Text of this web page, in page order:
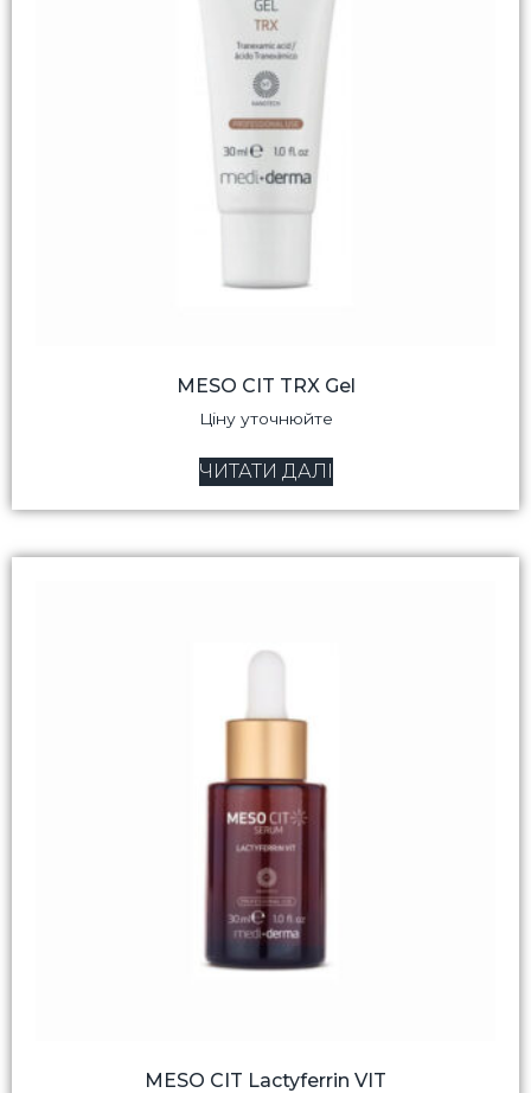
MESO CIT TRX Gel
Ціну уточнюйте
ЧИТАТИ ДАЛІ
MESO CIT Lactyferrin VIT